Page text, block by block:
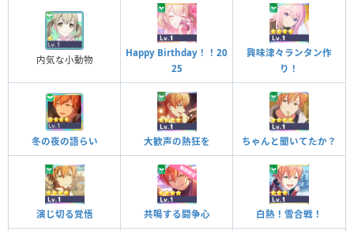
内気な小動物
Happy Birthday！！20
25
興味津々ランタン作
り！
冬の夜の語らい 大歓声の熱狂を ちゃんと聞いてたか？
演じ切る覚悟 共鳴する闘争心 白熱！雪合戦！